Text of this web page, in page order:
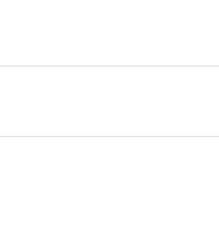
※神経質な方や、